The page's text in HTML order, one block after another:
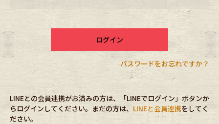
年代から探す
メンズ商品カテゴリーから探す
Tops Outer
Bottoms Fafatt
ログイン
パスワードをお忘れですか？
LINEとの会員連携がお済みの方は、「LINEでログイン」ボタンか
らログインしてください。まだの方は、 LINEと会員連携をしてく
ださい。